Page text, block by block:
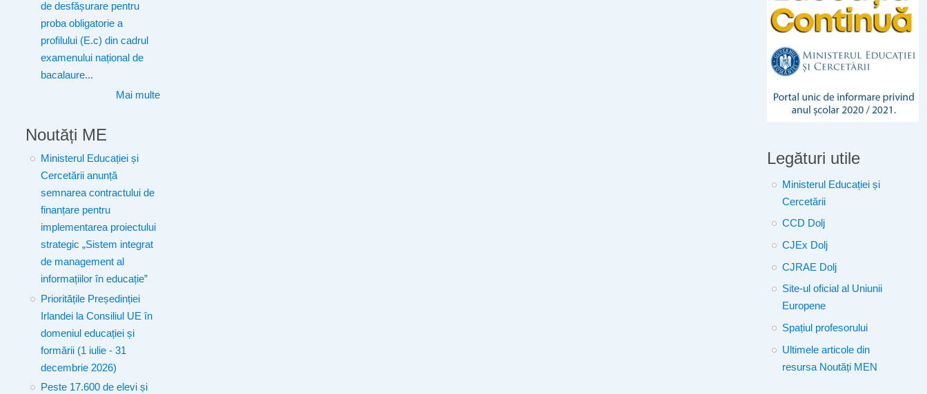
de desfășurare pentru
proba obligatorie a
profilului (E.c) din cadrul
examenului național de
bacalaure...
Mai multe
Noutăți ME
Ministerul Educației și
Cercetării anunță
semnarea contractului de
finanțare pentru
implementarea proiectului
strategic „Sistem integrat
de management al
informațiilor în educație”
Prioritățile Președinției
Irlandei la Consiliul UE în
domeniul educației și
formării (1 iulie - 31
decembrie 2026)
Peste 17.600 de elevi și
Legături utile
Ministerul Educației și
Cercetării
CCD Dolj
CJEx Dolj
CJRAE Dolj
Site-ul oficial al Uniunii
Europene
Spațiul profesorului
Ultimele articole din
resursa Noutăți MEN